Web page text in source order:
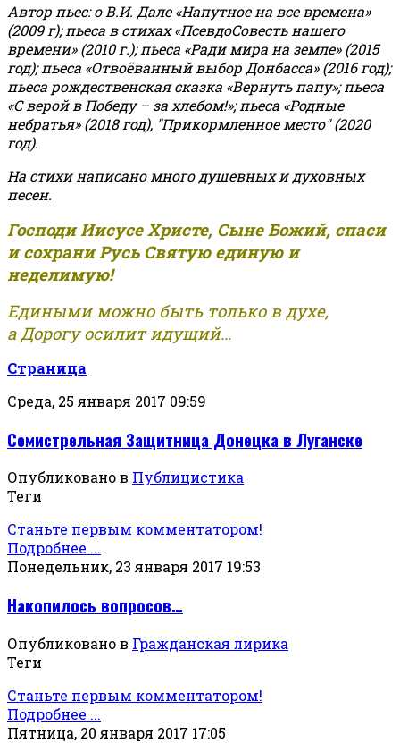
Автор пьес: о В.И. Дале «Напутное на все времена»
(2009 г); пьеса в стихах «ПсевдоСовесть нашего
времени» (2010 г.); пьеса «Ради мира на земле» (2015
год); пьеса «Отвоёванный выбор Донбасса» (2016 год);
пьеса рождественская сказка «Вернуть папу»; пьеса
«С верой в Победу – за хлебом!»;пьеса «Родные
небратья» (2018 год), "Прикормленное место" (2020
год).
На стихи написано много душевных и духовных
песен.
Господи Иисусе Христе, Сыне Божий, спаси
и сохрани Русь Святую единую и
неделимую!
Едиными можно быть только в духе,
а Дорогу осилит идущий...
Страница
Среда, 25 января 2017 09:59
Семистрельная Защитница Донецка в Луганске
Опубликовано в Публицистика
Теги
Станьте первым комментатором!
Подробнее ...
Понедельник, 23 января 2017 19:53
Накопилось вопросов…
Опубликовано в Гражданская лирика
Теги
Станьте первым комментатором!
Подробнее ...
Пятница, 20 января 2017 17:05